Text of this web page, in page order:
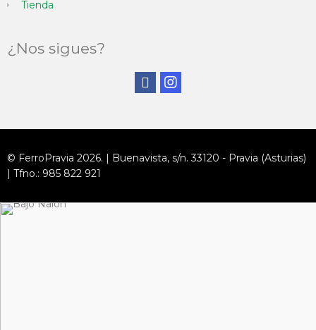
Tienda
¿Nos sigues?
© FerroPravia 2026. | Buenavista, s/n. 33120 - Pravia (Asturias)
| Tfno.: 985 822 921